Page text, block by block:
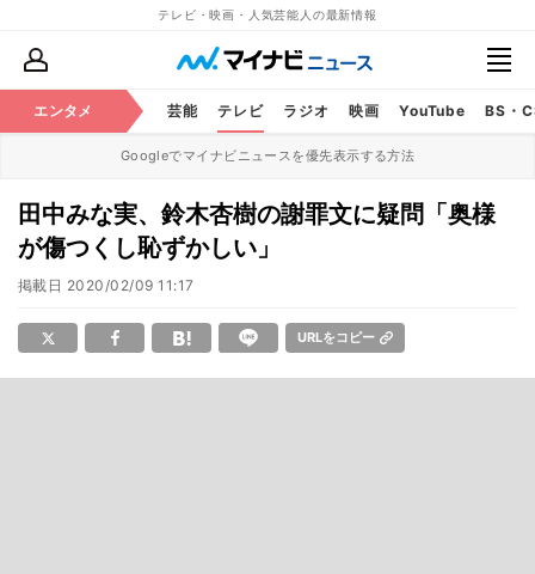
テレビ・映画・人気芸能人の最新情報
エンタメ 芸能 テレビ ラジオ 映画 YouTube BS・
Googleでマイナビニュースを優先表示する方法
田中みな実、鈴木杏樹の謝罪文に疑問「奥様
が傷つくし恥ずかしい」
掲載日 2020/02/09 11:17
URLをコピー